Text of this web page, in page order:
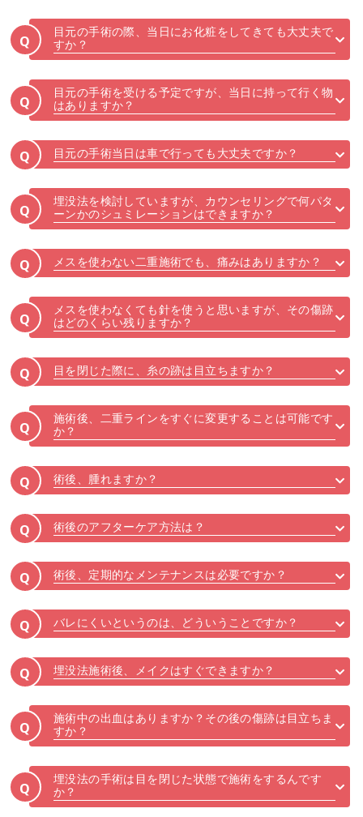
Q
目元の手術の際、当日にお化粧をしてきても大丈夫で
すか？
Q
目元の手術を受ける予定ですが、当日に持って行く物
はありますか？
Q 目元の手術当日は車で行っても大丈夫ですか？
Q
埋没法を検討していますが、カウンセリングで何パタ
ーンかのシュミレーションはできますか？
Q メスを使わない二重施術でも、痛みはありますか？
Q
メスを使わなくても針を使うと思いますが、その傷跡
はどのくらい残りますか？
Q 目を閉じた際に、糸の跡は目立ちますか？
Q
施術後、二重ラインをすぐに変更することは可能です
か？
Q 術後、腫れますか？
Q 術後のアフターケア方法は？
Q 術後、定期的なメンテナンスは必要ですか？
Q バレにくいというのは、どういうことですか？
Q 埋没法施術後、メイクはすぐできますか？
Q
施術中の出血はありますか？その後の傷跡は目立ちま
すか？
Q
埋没法の手術は目を閉じた状態で施術をするんです
か？